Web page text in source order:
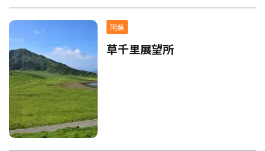
阿蘇
草千里展望所